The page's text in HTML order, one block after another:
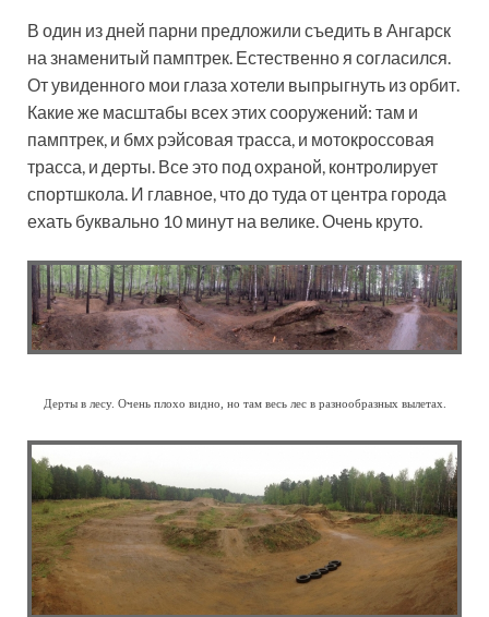
В один из дней парни предложили съедить в Ангарск
на знаменитый памптрек. Естественно я согласился.
От увиденного мои глаза хотели выпрыгнуть из орбит.
Какие же масштабы всех этих сооружений: там и
памптрек, и бмх рэйсовая трасса, и мотокроссовая
трасса, и дерты. Все это под охраной, контролирует
спортшкола. И главное, что до туда от центра города
ехать буквально 10 минут на велике. Очень круто.
Дерты в лесу. Очень плохо видно, но там весь лес в разнообразных вылетах.